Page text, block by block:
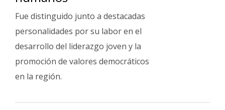
Fue distinguido junto a destacadas
personalidades por su labor en el
desarrollo del liderazgo joven y la
promoción de valores democráticos
en la región.